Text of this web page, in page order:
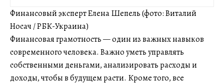
Финансовый эксперт Елена Шепель (фото: Виталий
Носач / РБК-Украина)
Финансовая грамотность — один из важных навыков
современного человека. Важно уметь управлять
собственными деньгами, анализировать расходы и
доходы, чтобы в будущем расти. Кроме того, все